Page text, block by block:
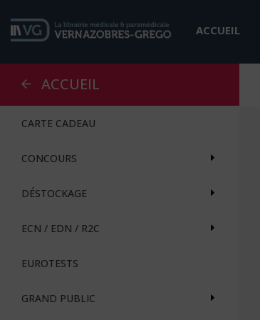
ACCUEIL
ACCUEIL
CARTE CADEAU
CONCOURS
DÉSTOCKAGE
ECN / EDN / R2C
EUROTESTS
GRAND PUBLIC